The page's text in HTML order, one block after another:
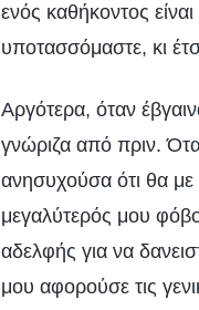
ενός καθήκοντος
υποτασσόμαστε, κι
Αργότερα, όταν
γνώριζα από πριν.
ανησυχούσα ότι θα
μεγαλύτερός μου
αδελφής για να
μου αφορούσε τις